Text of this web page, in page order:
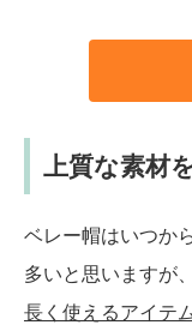
上質な素材
ベレー帽はいつか
多いと思いますが、
長く使えるアイテ